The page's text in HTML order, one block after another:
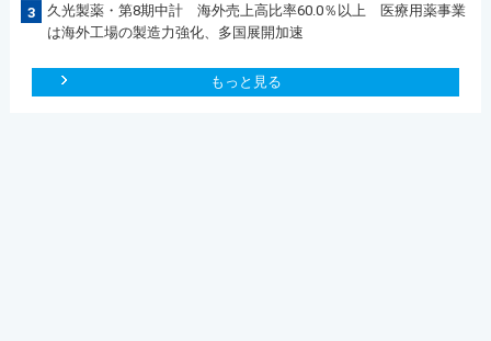
3
久光製薬・第8期中計 海外売上高比率60.0％以上 医療用薬事業
は海外工場の製造力強化、多国展開加速
もっと見る